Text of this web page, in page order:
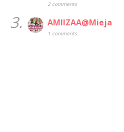
2 comments
3. AMIIZAA@Mieja
1 comments